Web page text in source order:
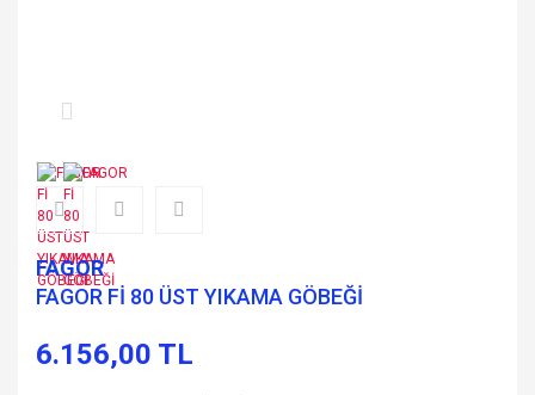
FAGOR
FAGOR Fİ 80 ÜST YIKAMA GÖBEĞİ
6.156,00 TL